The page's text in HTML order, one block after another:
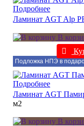
Подробнее
Ламинат AGT Alp
В
Подложка НПЭ в
Подробнее
Ламинат AGT
м2
В